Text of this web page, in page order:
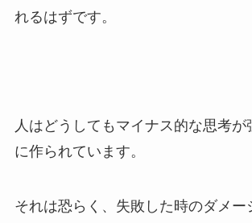
れるはずです。
人はどうしてもマイナス的な思考が
に作られています。
それは恐らく、失敗した時のダメー